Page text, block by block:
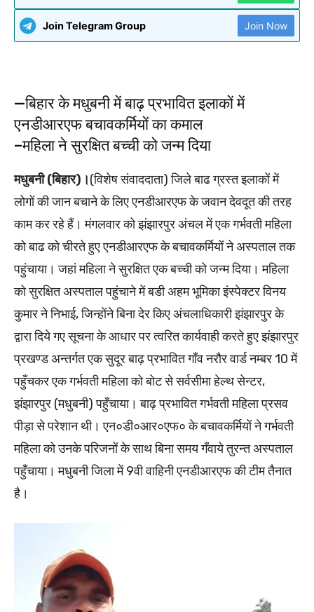
Join Telegram Group Join Now
—बिहार के मधुबनी में बाढ़ प्रभावित इलाकों में
एनडीआरएफ बचावकर्मियों का कमाल
–महिला ने सुरक्षित बच्ची को जन्म दिया
मधुबनी (बिहार)।(विशेष संवाददाता) जिले बाढ ग्रस्त इलाकों में
लोगों की जान बचाने के लिए एनडीआरएफ के जवान देवदूत की तरह
काम कर रहे हैं। मंगलवार को झंझारपुर अंचल में एक गर्भवती महिला
को बाढ को चीरते हुए एनडीआरएफ के बचावकर्मियों ने अस्पताल तक
पहुंचाया। जहां महिला ने सुरक्षित एक बच्ची को जन्म दिया। महिला
को सुरक्षित अस्पताल पहुंचाने में बडी अहम भूमिका इंस्पेक्टर विनय
कुमार ने निभाई, जिन्होंने बिना देर किए अंचलाधिकारी झंझारपुर के
द्वारा दिये गए सूचना के आधार पर त्वरित कार्यवाही करते हुए झंझारपुर
प्रखण्ड अन्तर्गत एक सुदूर बाढ़ प्रभावित गाँव नरौर वार्ड नम्बर 10 में
पहुँचकर एक गर्भवती महिला को बोट से सर्वसीमा हेल्थ सेन्टर,
झंझारपुर (मधुबनी) पहुँचाया। बाढ़ प्रभावित गर्भवती महिला प्रसव
पीड़ा से परेशान थी। एन०डी०आर०एफ० के बचावकर्मियों ने गर्भवती
महिला को उनके परिजनों के साथ बिना समय गँवाये तुरन्त अस्पताल
पहुँचाया। मधुबनी जिला में 9वी वाहिनी एनडीआरएफ की टीम तैनात
है।